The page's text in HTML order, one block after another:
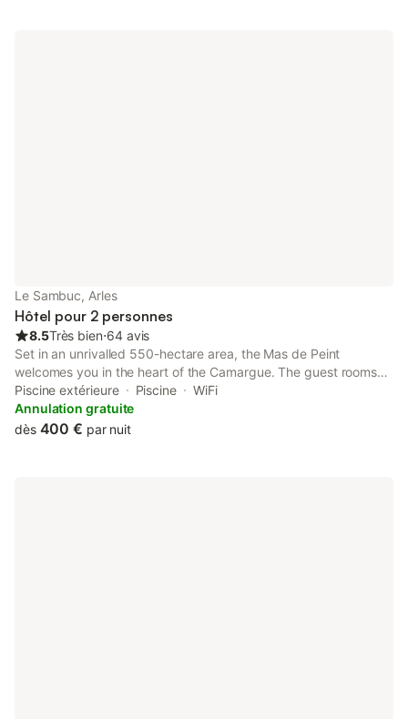
Le Sambuc, Arles
Hôtel pour 2 personnes
8.5Très bien⋅64 avis
Set in an unrivalled 550-hectare area, the Mas de Peint
welcomes you in the heart of the Camargue. The guest rooms
and suites of this 18th-century charming dwelling invite you to
relax and live to the rhythm of the nature.
Piscine extérieure Piscine
WiFi
Annulation gratuite
dès 400 € par nuit